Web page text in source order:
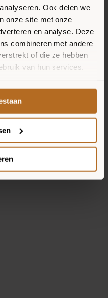
Ook delen we
onze site met onze
en analyse. Deze
combineren met andere
of die ze hebben
van hun services.